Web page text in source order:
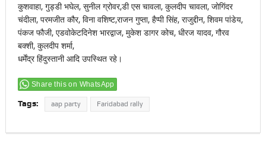
कुशवाहा, गुड्डी भघेल, सुनील ग्रोवर,डी एस चावला, कुलदीप चावला, जोगिंदर
चंदीला, परमजीत कौर, विना वशिष्ट,राजन गुप्ता, हैप्पी सिंह, राजुद्दीन, शिवम पांडेय,
पंकज फौजी, एडवोकेटदिनेश भारद्वाज, मुकेश डागर कोच, धीरज यादव, गौरव
बक्शी, कुलदीप शर्मा,
धर्मेंद्र हिंदुस्तानी आदि उपस्थित रहे।
Share this on WhatsApp
Tags: aap party Faridabad rally